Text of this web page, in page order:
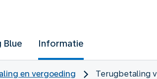
Blue Informatie
en vergoeding Terugbetaling